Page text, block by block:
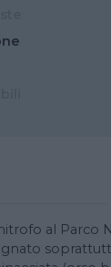
al Parco